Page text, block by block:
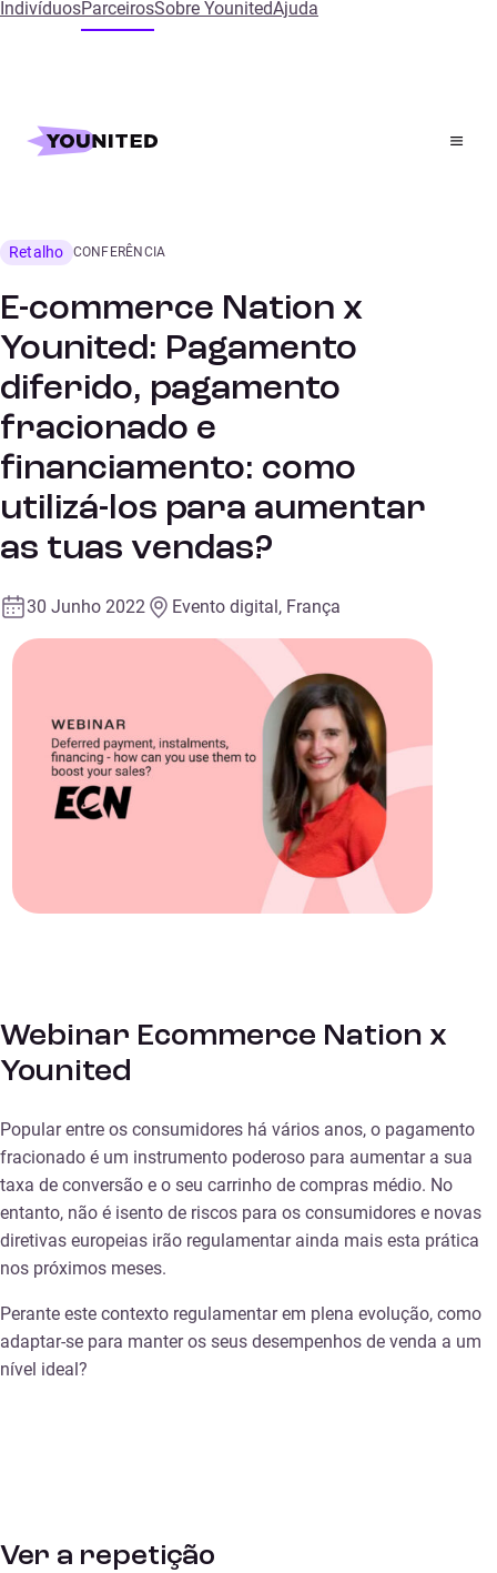
IndivíduosParceirosSobre YounitedAjuda
Inicial
References
E-commerce Nation x Younited: Pagamento diferido,
E-commerce Nation x
Younited: Pagamento
diferido, pagamento
fracionado e
financiamento: como
utilizá-los para aumentar
as tuas vendas?
Retalho CONFERÊNCIA
30 Junho 2022 Evento digital, França
Webinar Ecommerce Nation x
Younited
Popular entre os consumidores há vários anos, o pagamento
fracionado é um instrumento poderoso para aumentar a sua
taxa de conversão e o seu carrinho de compras médio. No
entanto, não é isento de riscos para os consumidores e novas
diretivas europeias irão regulamentar ainda mais esta prática
nos próximos meses.
Perante este contexto regulamentar em plena evolução, como
adaptar-se para manter os seus desempenhos de venda a um
nível ideal?
Ver a repetição